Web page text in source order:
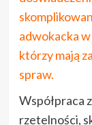
adwokacka
którzy mają
spraw.
Współpraca
rzetelności,